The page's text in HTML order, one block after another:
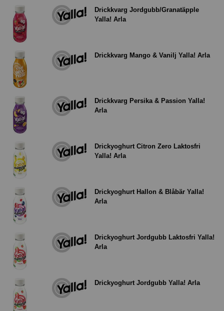
Drickkvarg Jordgubb/Granatäpple
Yalla! Arla
Drickkvarg Mango & Vanilj Yalla! Arla
Drickkvarg Persika & Passion Yalla!
Arla
Drickyoghurt Citron Zero Laktosfri
Yalla! Arla
Drickyoghurt Hallon & Blåbär Yalla!
Arla
Drickyoghurt Jordgubb Laktosfri Yalla!
Arla
Drickyoghurt Jordgubb Yalla! Arla